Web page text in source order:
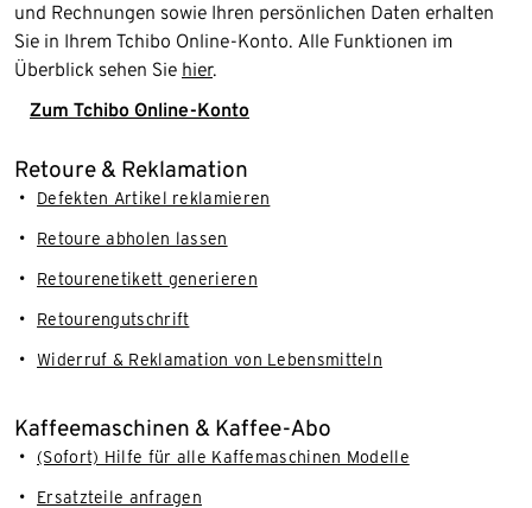
und Rechnungen sowie Ihren persönlichen Daten erhalten
Sie in Ihrem Tchibo Online-Konto. Alle Funktionen im
Überblick sehen Sie hier.
Zum Tchibo Online-Konto
Retoure & Reklamation
Defekten Artikel reklamieren
Retoure abholen lassen
Retourenetikett generieren
Retourengutschrift
Widerruf & Reklamation von Lebensmitteln
Kaffeemaschinen & Kaffee-Abo
(Sofort) Hilfe für alle Kaffemaschinen Modelle
Ersatzteile anfragen